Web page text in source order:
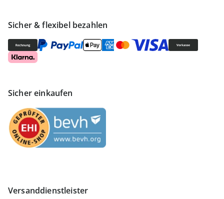
Sicher & flexibel bezahlen
Sicher einkaufen
Versanddienstleister